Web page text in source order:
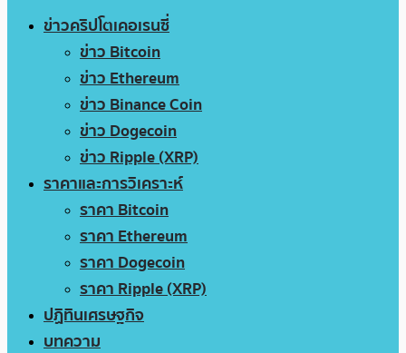
ข่าวคริปโตเคอเรนซี่
ข่าว Bitcoin
ข่าว Ethereum
ข่าว Binance Coin
ข่าว Dogecoin
ข่าว Ripple (XRP)
ราคาและการวิเคราะห์
ราคา Bitcoin
ราคา Ethereum
ราคา Dogecoin
ราคา Ripple (XRP)
ปฏิทินเศรษฐกิจ
บทความ